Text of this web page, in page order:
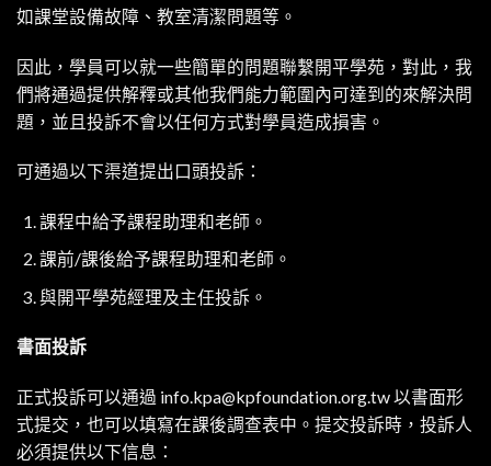
如課堂設備故障、教室清潔問題等。
因此，學員可以就一些簡單的問題聯繫開平學苑，對此，我
們將通過提供解釋或其他我們能力範圍內可達到的來解決問
題，並且投訴不會以任何方式對學員造成損害。
可通過以下渠道提出口頭投訴：
課程中給予課程助理和老師。
課前/課後給予課程助理和老師。
與開平學苑經理及主任投訴。
書面投訴
正式投訴可以通過 info.kpa@kpfoundation.org.tw以書面形
式提交，也可以填寫在課後調查表中。提交投訴時，投訴人
必須提供以下信息：